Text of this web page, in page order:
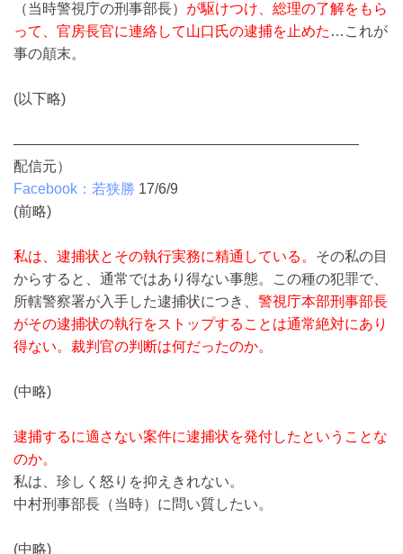
（当時警視庁の刑事部長） が駆けつけ、総理の了解をもら
って、官房長官に連絡して山口氏の逮捕を止めた …これが
事の顛末。
(以下略)
————————————————————————
配信元）
Facebook：若狭勝 17/6/9
(前略)
私は、逮捕状とその執行実務に精通している。 その私の目
からすると、通常ではあり得ない事態。この種の犯罪で、
所轄警察署が入手した逮捕状につき、 警視庁本部刑事部長
がその逮捕状の執行をストップすることは通常絶対にあり
得ない。裁判官の判断は何だったのか。
(中略)
逮捕するに適さない案件に逮捕状を発付したということな
のか。
私は、珍しく怒りを抑えきれない。
中村刑事部長（当時）に問い質したい。
(中略)